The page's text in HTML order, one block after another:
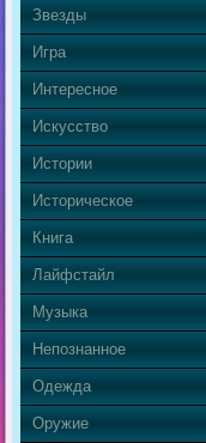
Звезды
Игра
Интересное
Искусство
Истории
Историческое
Книга
Лайфстайл
Музыка
Непознанное
Одежда
Оружие